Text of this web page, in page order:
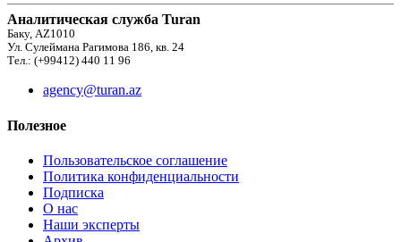
Аналитическая служба Turan
Баку, AZ1010
Ул. Сулеймана Рагимова 186, кв. 24
Тел.: (+99412) 440 11 96
agency@turan.az
Полезное
Пользовательское соглашение
Политика конфиденциальности
Подписка
О нас
Наши эксперты